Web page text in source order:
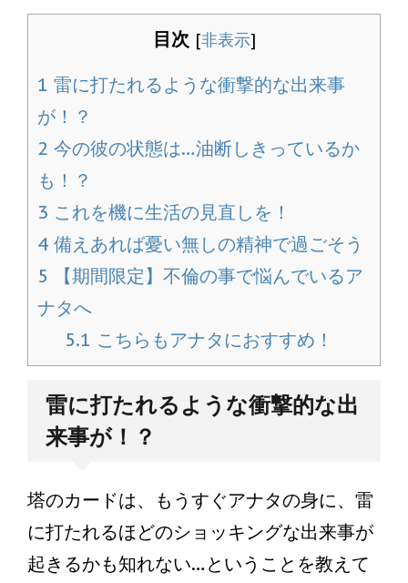
目次 [非表示]
1 雷に打たれるような衝撃的な出来事
が！？
2 今の彼の状態は…油断しきっているか
も！？
3 これを機に生活の見直しを！
4 備えあれば憂い無しの精神で過ごそう
5 【期間限定】不倫の事で悩んでいるア
ナタへ
5.1 こちらもアナタにおすすめ！
雷に打たれるような衝撃的な出
来事が！？
塔のカードは、もうすぐアナタの身に、雷
に打たれるほどのショッキングな出来事が
起きるかも知れない…ということを教えて